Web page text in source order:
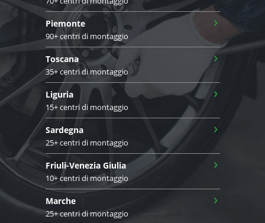
Piemonte
90+ centri di montaggio
›
Toscana
35+ centri di montaggio
›
Liguria
15+ centri di montaggio
›
Sardegna
25+ centri di montaggio
›
Friuli-Venezia Giulia
10+ centri di montaggio
›
Marche
25+ centri di montaggio
›